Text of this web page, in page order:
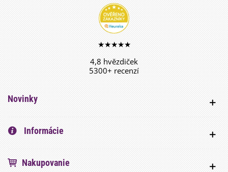
★★★★★
4,8 hvězdiček
5300+ recenzí
Novinky
Informácie
Nakupovanie